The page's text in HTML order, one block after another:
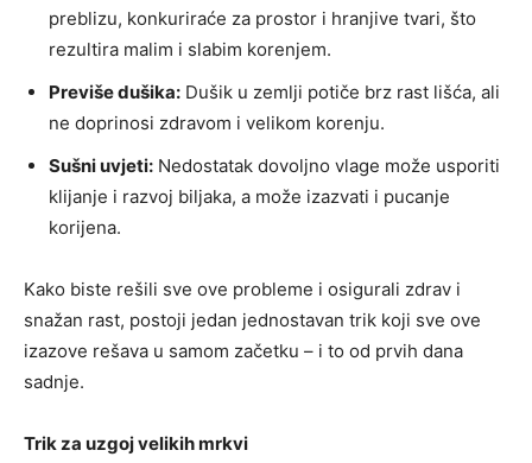
preblizu, konkuriraće za prostor i hranjive tvari, što
rezultira malim i slabim korenjem.
Previše dušika: Dušik u zemlji potiče brz rast lišća, ali
ne doprinosi zdravom i velikom korenju.
Sušni uvjeti: Nedostatak dovoljno vlage može usporiti
klijanje i razvoj biljaka, a može izazvati i pucanje
korijena.
Kako biste rešili sve ove probleme i osigurali zdrav i
snažan rast, postoji jedan jednostavan trik koji sve ove
izazove rešava u samom začetku – i to od prvih dana
sadnje.
Trik za uzgoj velikih mrkvi